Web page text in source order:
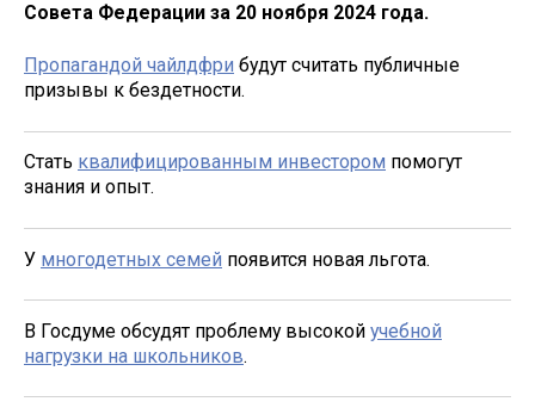
Совета Федерации за 20 ноября 2024 года.
Пропагандой чайлдфри будут считать публичные
призывы к бездетности.
Стать квалифицированным инвестором помогут
знания и опыт.
У многодетных семей появится новая льгота.
В Госдуме обсудят проблему высокой учебной
нагрузки на школьников.